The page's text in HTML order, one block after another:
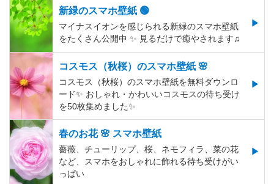
新緑のスマホ壁紙 🟢
マイナスイオンを感じられる新緑のスマホ壁紙
をたくさん公開中 ✨ 見るだけで癒やされます♫
コスモス（秋桜）のスマホ壁紙 🌸
コスモス（秋桜）のスマホ壁紙を無料ダウンロ
ード✨️ おしゃれ・かわいいコスモスの待ち受け
を50枚集めました✨️
春のお花 🌸 スマホ壁紙
薔薇、チューリップ、桜、ネモフィラ、菜の花
など、スマホをおしゃれに飾れる待ち受けがい
っぱい